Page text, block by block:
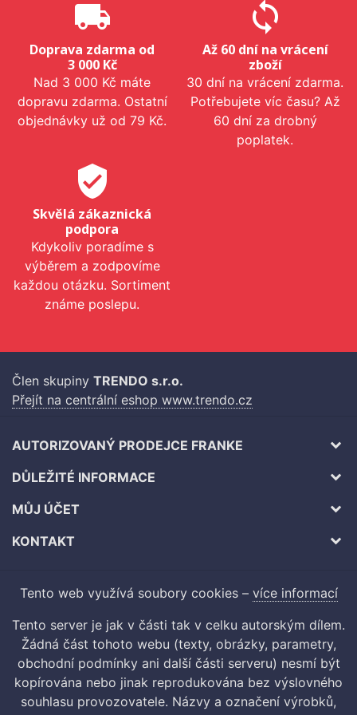
local_shipping
Doprava zdarma od
3 000 Kč
Nad 3 000 Kč máte
dopravu zdarma. Ostatní
objednávky už od 79 Kč.
sync
Až 60 dní na vrácení
zboží
30 dní na vrácení zdarma.
Potřebujete víc času? Až
60 dní za drobný
poplatek.
verified_user
Skvělá zákaznická
podpora
Kdykoliv poradíme s
výběrem a zodpovíme
každou otázku. Sortiment
známe poslepu.
Člen skupiny TRENDO s.r.o.
Přejít na centrální eshop www.trendo.cz
AUTORIZOVANÝ PRODEJCE FRANKE
DŮLEŽITÉ INFORMACE
MŮJ ÚČET
KONTAKT
Tento web využívá soubory cookies – více informací
Tento server je jak v části tak v celku autorským dílem.
Žádná část tohoto webu (texty, obrázky, parametry,
obchodní podmínky ani další části serveru) nesmí být
kopírována nebo jinak reprodukována bez výslovného
souhlasu provozovatele. Názvy a označení výrobků,